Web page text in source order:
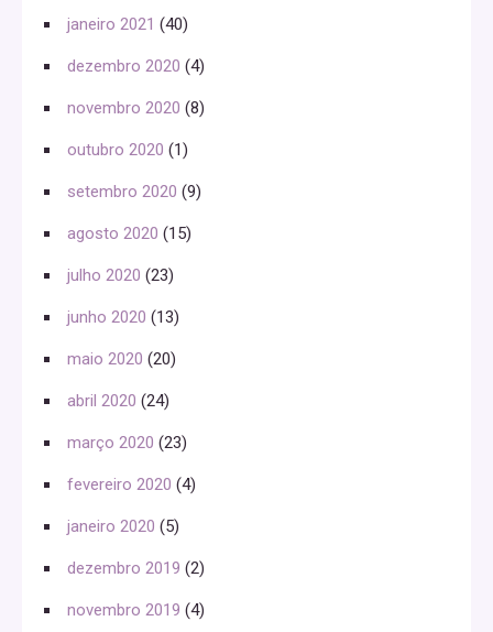
janeiro 2021 (40)
dezembro 2020 (4)
novembro 2020 (8)
outubro 2020 (1)
setembro 2020 (9)
agosto 2020 (15)
julho 2020 (23)
junho 2020 (13)
maio 2020 (20)
abril 2020 (24)
março 2020 (23)
fevereiro 2020 (4)
janeiro 2020 (5)
dezembro 2019 (2)
novembro 2019 (4)